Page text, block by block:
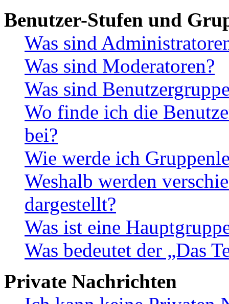
Benutzer-Stufen und
Was sind
Was sind Moderatoren?
Was sind
Wo finde ich die
bei?
Wie werde ich
Weshalb werden
dargestellt?
Was ist eine
Was bedeutet der „Das
Private Nachrichten